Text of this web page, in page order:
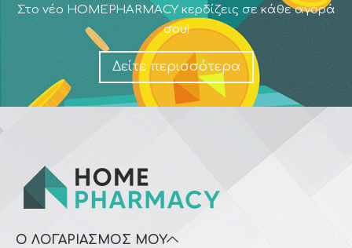
Στο νέο HOMEPHARMACY κερδίζεις σε κάθε αγορά
σου!
Δείτε περισσότερα
Ο ΛΟΓΑΡΙΑΣΜΌΣ ΜΟΥ